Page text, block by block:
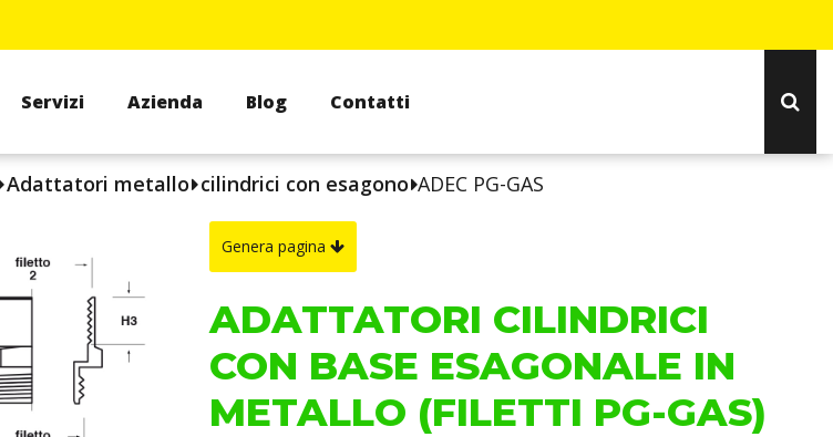
Servizi Azienda Blog Contatti
Adattatori metallo cilindrici con esagono ADEC PG-GAS
Genera pagina
ADATTATORI CILINDRICI
CON BASE ESAGONALE IN
METALLO (FILETTI PG-GAS)